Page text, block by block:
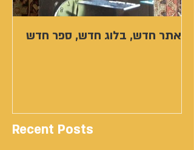
אתר חדש, בלוג חדש, ספר חדש
Recent Posts